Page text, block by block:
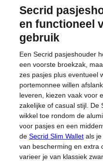
Secrid
en functioneel
gebruik
Een Secrid pasjeshouder
een voorste broekzak,
zes pasjes plus eventueel
portemonnee willen
leveren, kiezen vaak voor
zakelijke of casual stijl. De
wikkel toe rondom de
voor pasjes en een
de Secrid Slim Wallet als
van bescherming en extra
varieer je van klassiek